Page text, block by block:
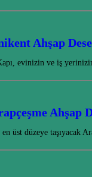
Ahşap
evinizin ve iş
Ahşap
üst düzeye taşıyacak